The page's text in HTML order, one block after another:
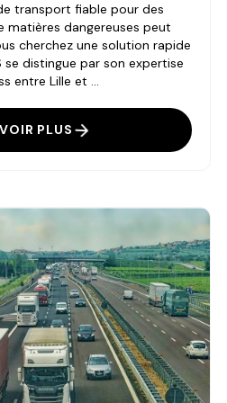
transport fiable pour des
matières dangereuses peut
cherchez une solution rapide
se distingue par son expertise
entre Lille et ...
PLUS